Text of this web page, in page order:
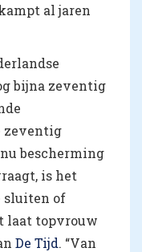
al jaren
bijna zeventig
zeventig
bescherming
is het
sluiten of
laat topvrouw
De Tijd. “Van